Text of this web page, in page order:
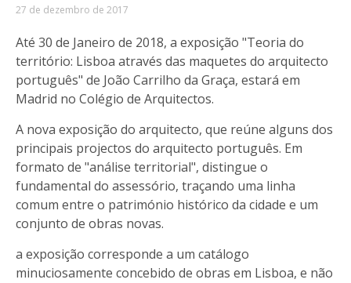
27 de dezembro de 2017
Até 30 de Janeiro de 2018, a exposição "Teoria do
território: Lisboa através das maquetes do arquitecto
português" de João Carrilho da Graça, estará em
Madrid no Colégio de Arquitectos.
A nova exposição do arquitecto, que reúne alguns dos
principais projectos do arquitecto português. Em
formato de "análise territorial", distingue o
fundamental do assessório, traçando uma linha
comum entre o património histórico da cidade e um
conjunto de obras novas.
a exposição corresponde a um catálogo
minuciosamente concebido de obras em Lisboa, e não